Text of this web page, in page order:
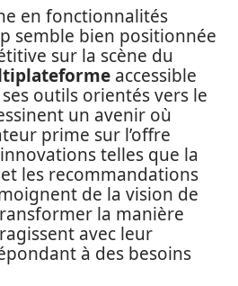
en fonctionnalités
semble bien positionnée
sur la scène du
accessible
outils orientés vers le
un avenir où
prime sur l’offre
telles que la
les recommandations
de la vision de
la manière
avec leur
à des besoins